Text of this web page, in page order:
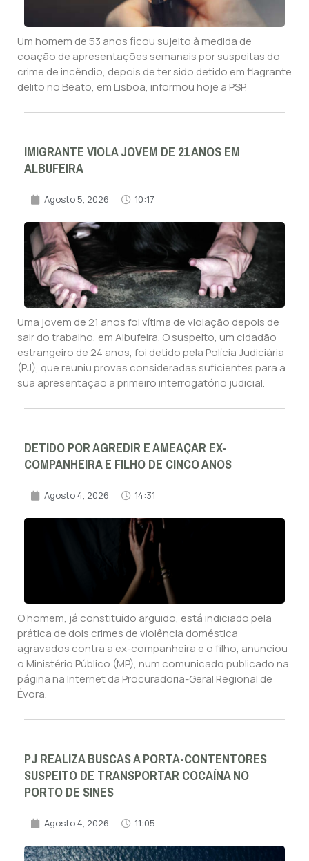
Um homem de 53 anos ficou sujeito à medida de
coação de apresentações semanais por suspeitas do
crime de incêndio, depois de ter sido detido em flagrante
delito no Beato, em Lisboa, informou hoje a PSP.
IMIGRANTE VIOLA JOVEM DE 21 ANOS EM
ALBUFEIRA
Agosto 5, 2026 10:17
Uma jovem de 21 anos foi vítima de violação depois de
sair do trabalho, em Albufeira. O suspeito, um cidadão
estrangeiro de 24 anos, foi detido pela Polícia Judiciária
(PJ), que reuniu provas consideradas suficientes para a
sua apresentação a primeiro interrogatório judicial.
DETIDO POR AGREDIR E AMEAÇAR EX-
COMPANHEIRA E FILHO DE CINCO ANOS
Agosto 4, 2026 14:31
O homem, já constituído arguido, está indiciado pela
prática de dois crimes de violência doméstica
agravados contra a ex-companheira e o filho, anunciou
o Ministério Público (MP), num comunicado publicado na
página na Internet da Procuradoria-Geral Regional de
Évora.
PJ REALIZA BUSCAS A PORTA-CONTENTORES
SUSPEITO DE TRANSPORTAR COCAÍNA NO
PORTO DE SINES
Agosto 4, 2026 11:05